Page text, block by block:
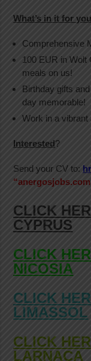
What’s in it for you
Comprehensive
100 EUR in
meals on us!
Birthday gifts
day memorable!
Work in a
Interested?
Send your CV to:
CLICK
CYPRUS
CLICK
NICOSIA
CLICK
LIMASSOL
CLICK
LARNACA